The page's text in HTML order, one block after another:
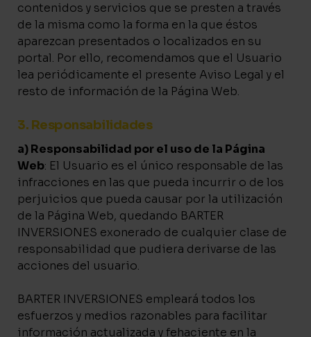
contenidos y servicios que se presten a través
de la misma como la forma en la que éstos
aparezcan presentados o localizados en su
portal. Por ello, recomendamos que el Usuario
lea periódicamente el presente Aviso Legal y el
resto de información de la Página Web.
3. Responsabilidades
a) Responsabilidad por el uso de la Página
Web: El Usuario es el único responsable de las
infracciones en las que pueda incurrir o de los
perjuicios que pueda causar por la utilización
de la Página Web, quedando BARTER
INVERSIONES exonerado de cualquier clase de
responsabilidad que pudiera derivarse de las
acciones del usuario.
BARTER INVERSIONES empleará todos los
esfuerzos y medios razonables para facilitar
información actualizada y fehaciente en la